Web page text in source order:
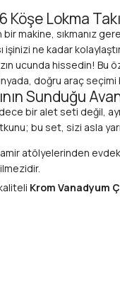
Köşe Lokma
makine, sıkmanız
ne kadar
ucunda hissedin!
doğru araç seçimi
Sunduğu
bir alet seti değil,
bu set, sizi asla
atölyelerinden
Krom Vanadyum